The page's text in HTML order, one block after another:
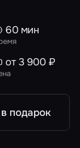
60 мин
от 3 900 ₽
подарок